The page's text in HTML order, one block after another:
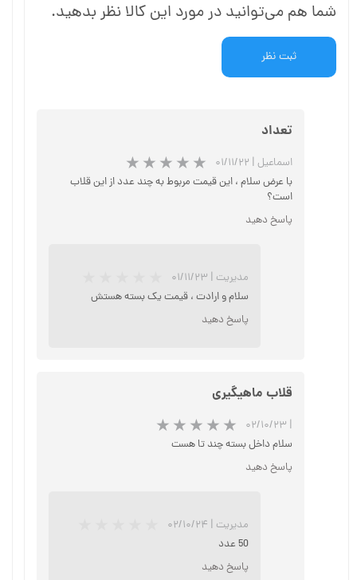
شما هم می‌توانید در مورد این کالا نظر بدهید.
ثبت نظر
تعداد
اسماعیل | ۰۱/۱۱/۲۲
★★
با عرض سلام ، این قیمت مربوط به چند عدد از این قلاب
است؟
پاسخ دهید
مدیریت | ۰۱/۱۱/۲۳
سلام و ارادت ، قیمت یک بسته هستش
پاسخ دهید
قلاب ماهیگیری
| ۰۲/۱۰/۲۳
سلام داخل بسته چند تا هست
پاسخ دهید
مدیریت | ۰۲/۱۰/۲۴
50 عدد
پاسخ دهید